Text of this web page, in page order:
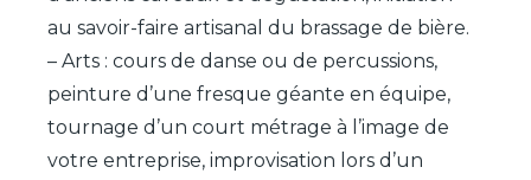
au savoir-faire artisanal du brassage de bière.
– Arts : cours de danse ou de percussions,
peinture d’une fresque géante en équipe,
tournage d’un court métrage à l’image de
votre entreprise, improvisation lors d’un